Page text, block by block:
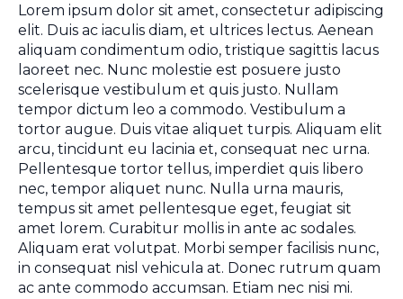
Lorem ipsum dolor sit amet, consectetur adipiscing
elit. Duis ac iaculis diam, et ultrices lectus. Aenean
aliquam condimentum odio, tristique sagittis lacus
laoreet nec. Nunc molestie est posuere justo
scelerisque vestibulum et quis justo. Nullam
tempor dictum leo a commodo. Vestibulum a
tortor augue. Duis vitae aliquet turpis. Aliquam elit
arcu, tincidunt eu lacinia et, consequat nec urna.
Pellentesque tortor tellus, imperdiet quis libero
nec, tempor aliquet nunc. Nulla urna mauris,
tempus sit amet pellentesque eget, feugiat sit
amet lorem. Curabitur mollis in ante ac sodales.
Aliquam erat volutpat. Morbi semper facilisis nunc,
in consequat nisl vehicula at. Donec rutrum quam
ac ante commodo accumsan. Etiam nec nisi mi.